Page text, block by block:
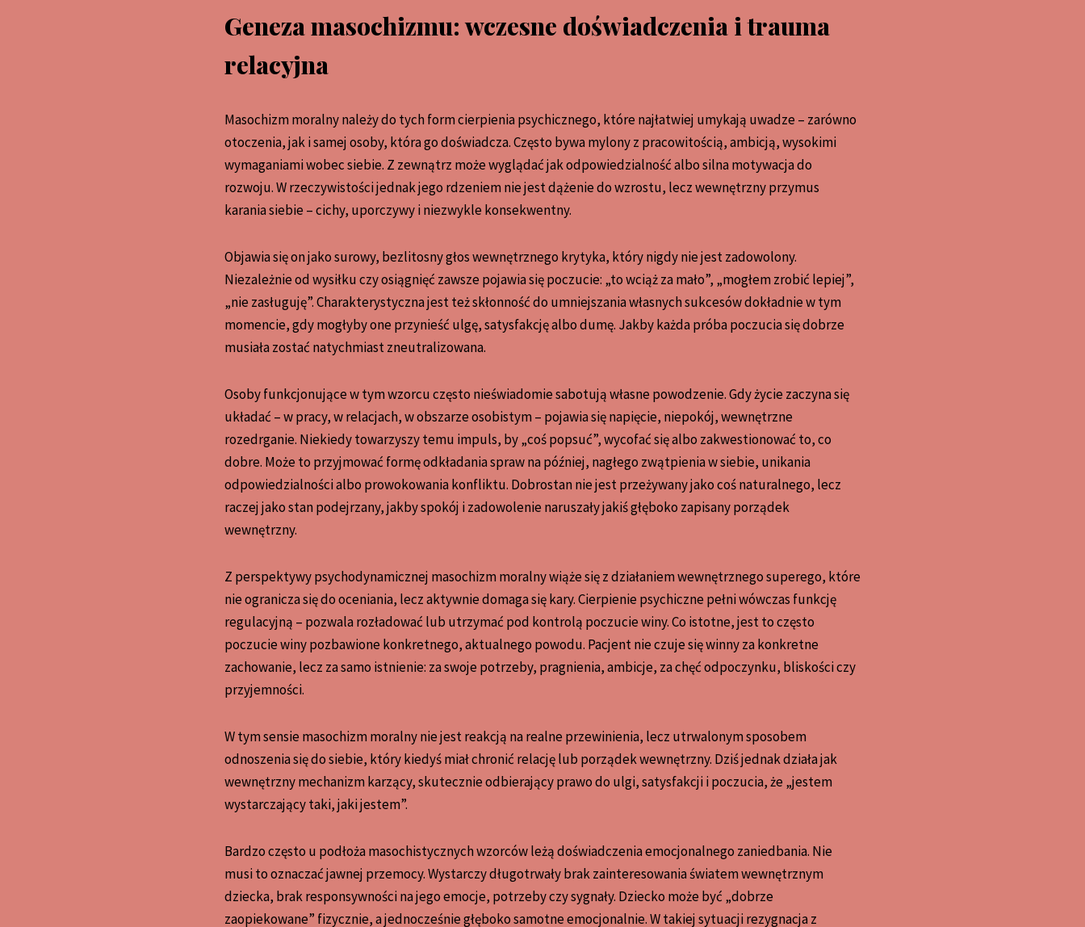
Geneza masochizmu: wczesne doświadczenia i trauma
relacyjna
Masochizm moralny należy do tych form cierpienia psychicznego, które najłatwiej umykają uwadze – zarówno
otoczenia, jak i samej osoby, która go doświadcza. Często bywa mylony z pracowitością, ambicją, wysokimi
wymaganiami wobec siebie. Z zewnątrz może wyglądać jak odpowiedzialność albo silna motywacja do
rozwoju. W rzeczywistości jednak jego rdzeniem nie jest dążenie do wzrostu, lecz wewnętrzny przymus
karania siebie – cichy, uporczywy i niezwykle konsekwentny.
Objawia się on jako surowy, bezlitosny głos wewnętrznego krytyka, który nigdy nie jest zadowolony.
Niezależnie od wysiłku czy osiągnięć zawsze pojawia się poczucie: „to wciąż za mało”, „mogłem zrobić lepiej”,
„nie zasługuję”. Charakterystyczna jest też skłonność do umniejszania własnych sukcesów dokładnie w tym
momencie, gdy mogłyby one przynieść ulgę, satysfakcję albo dumę. Jakby każda próba poczucia się dobrze
musiała zostać natychmiast zneutralizowana.
Osoby funkcjonujące w tym wzorcu często nieświadomie sabotują własne powodzenie. Gdy życie zaczyna się
układać – w pracy, w relacjach, w obszarze osobistym – pojawia się napięcie, niepokój, wewnętrzne
rozedrganie. Niekiedy towarzyszy temu impuls, by „coś popsuć”, wycofać się albo zakwestionować to, co
dobre. Może to przyjmować formę odkładania spraw na później, nagłego zwątpienia w siebie, unikania
odpowiedzialności albo prowokowania konfliktu. Dobrostan nie jest przeżywany jako coś naturalnego, lecz
raczej jako stan podejrzany, jakby spokój i zadowolenie naruszały jakiś głęboko zapisany porządek
wewnętrzny.
Z perspektywy psychodynamicznej masochizm moralny wiąże się z działaniem wewnętrznego superego, które
nie ogranicza się do oceniania, lecz aktywnie domaga się kary. Cierpienie psychiczne pełni wówczas funkcję
regulacyjną – pozwala rozładować lub utrzymać pod kontrolą poczucie winy. Co istotne, jest to często
poczucie winy pozbawione konkretnego, aktualnego powodu. Pacjent nie czuje się winny za konkretne
zachowanie, lecz za samo istnienie: za swoje potrzeby, pragnienia, ambicje, za chęć odpoczynku, bliskości czy
przyjemności.
W tym sensie masochizm moralny nie jest reakcją na realne przewinienia, lecz utrwalonym sposobem
odnoszenia się do siebie, który kiedyś miał chronić relację lub porządek wewnętrzny. Dziś jednak działa jak
wewnętrzny mechanizm karzący, skutecznie odbierający prawo do ulgi, satysfakcji i poczucia, że „jestem
wystarczający taki, jaki jestem”.
Bardzo często u podłoża masochistycznych wzorców leżą doświadczenia emocjonalnego zaniedbania. Nie
musi to oznaczać jawnej przemocy. Wystarczy długotrwały brak zainteresowania światem wewnętrznym
dziecka, brak responsywności na jego emocje, potrzeby czy sygnały. Dziecko może być „dobrze
zaopiekowane” fizycznie, a jednocześnie głęboko samotne emocjonalnie. W takiej sytuacji rezygnacja z